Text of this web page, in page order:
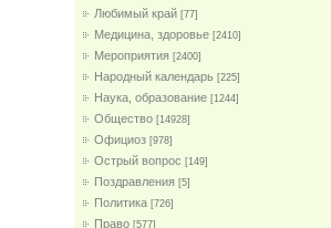
Любимый край [77]
Медицина, здоровье [2410]
Мероприятия [2400]
Народный календарь [225]
Наука, образование [1244]
Общество [14928]
Официоз [978]
Острый вопрос [149]
Поздравления [5]
Политика [726]
Право [577]